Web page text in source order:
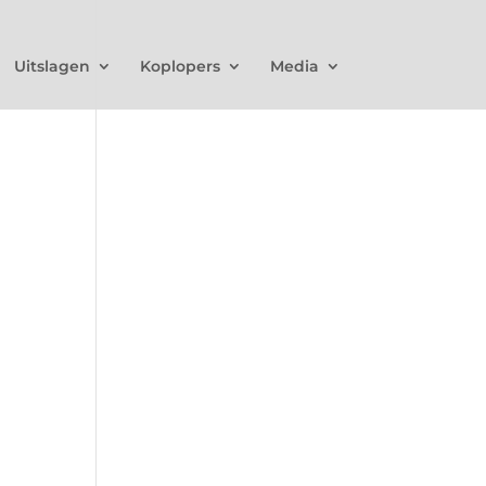
Uitslagen Koplopers Media